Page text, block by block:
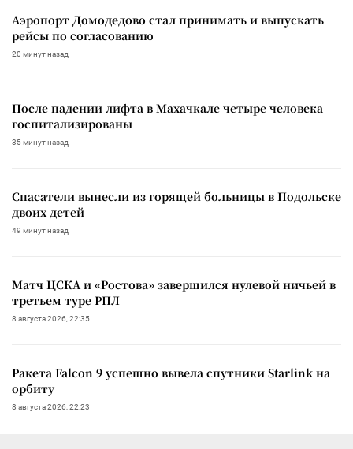
Аэропорт Домодедово стал принимать и выпускать
рейсы по согласованию
20 минут назад
После падении лифта в Махачкале четыре человека
госпитализированы
35 минут назад
Спасатели вынесли из горящей больницы в Подольске
двоих детей
49 минут назад
Матч ЦСКА и «Ростова» завершился нулевой ничьей в
третьем туре РПЛ
8 августа 2026, 22:35
Ракета Falcon 9 успешно вывела спутники Starlink на
орбиту
8 августа 2026, 22:23